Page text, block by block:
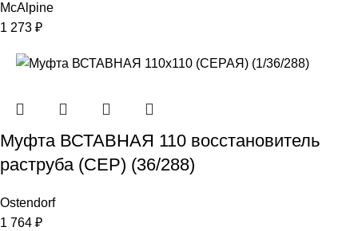
McAlpine
1 273 ₽
Муфта ВСТАВНАЯ 110 восстановитель
раструба (СЕР) (36/288)
Ostendorf
1 764 ₽